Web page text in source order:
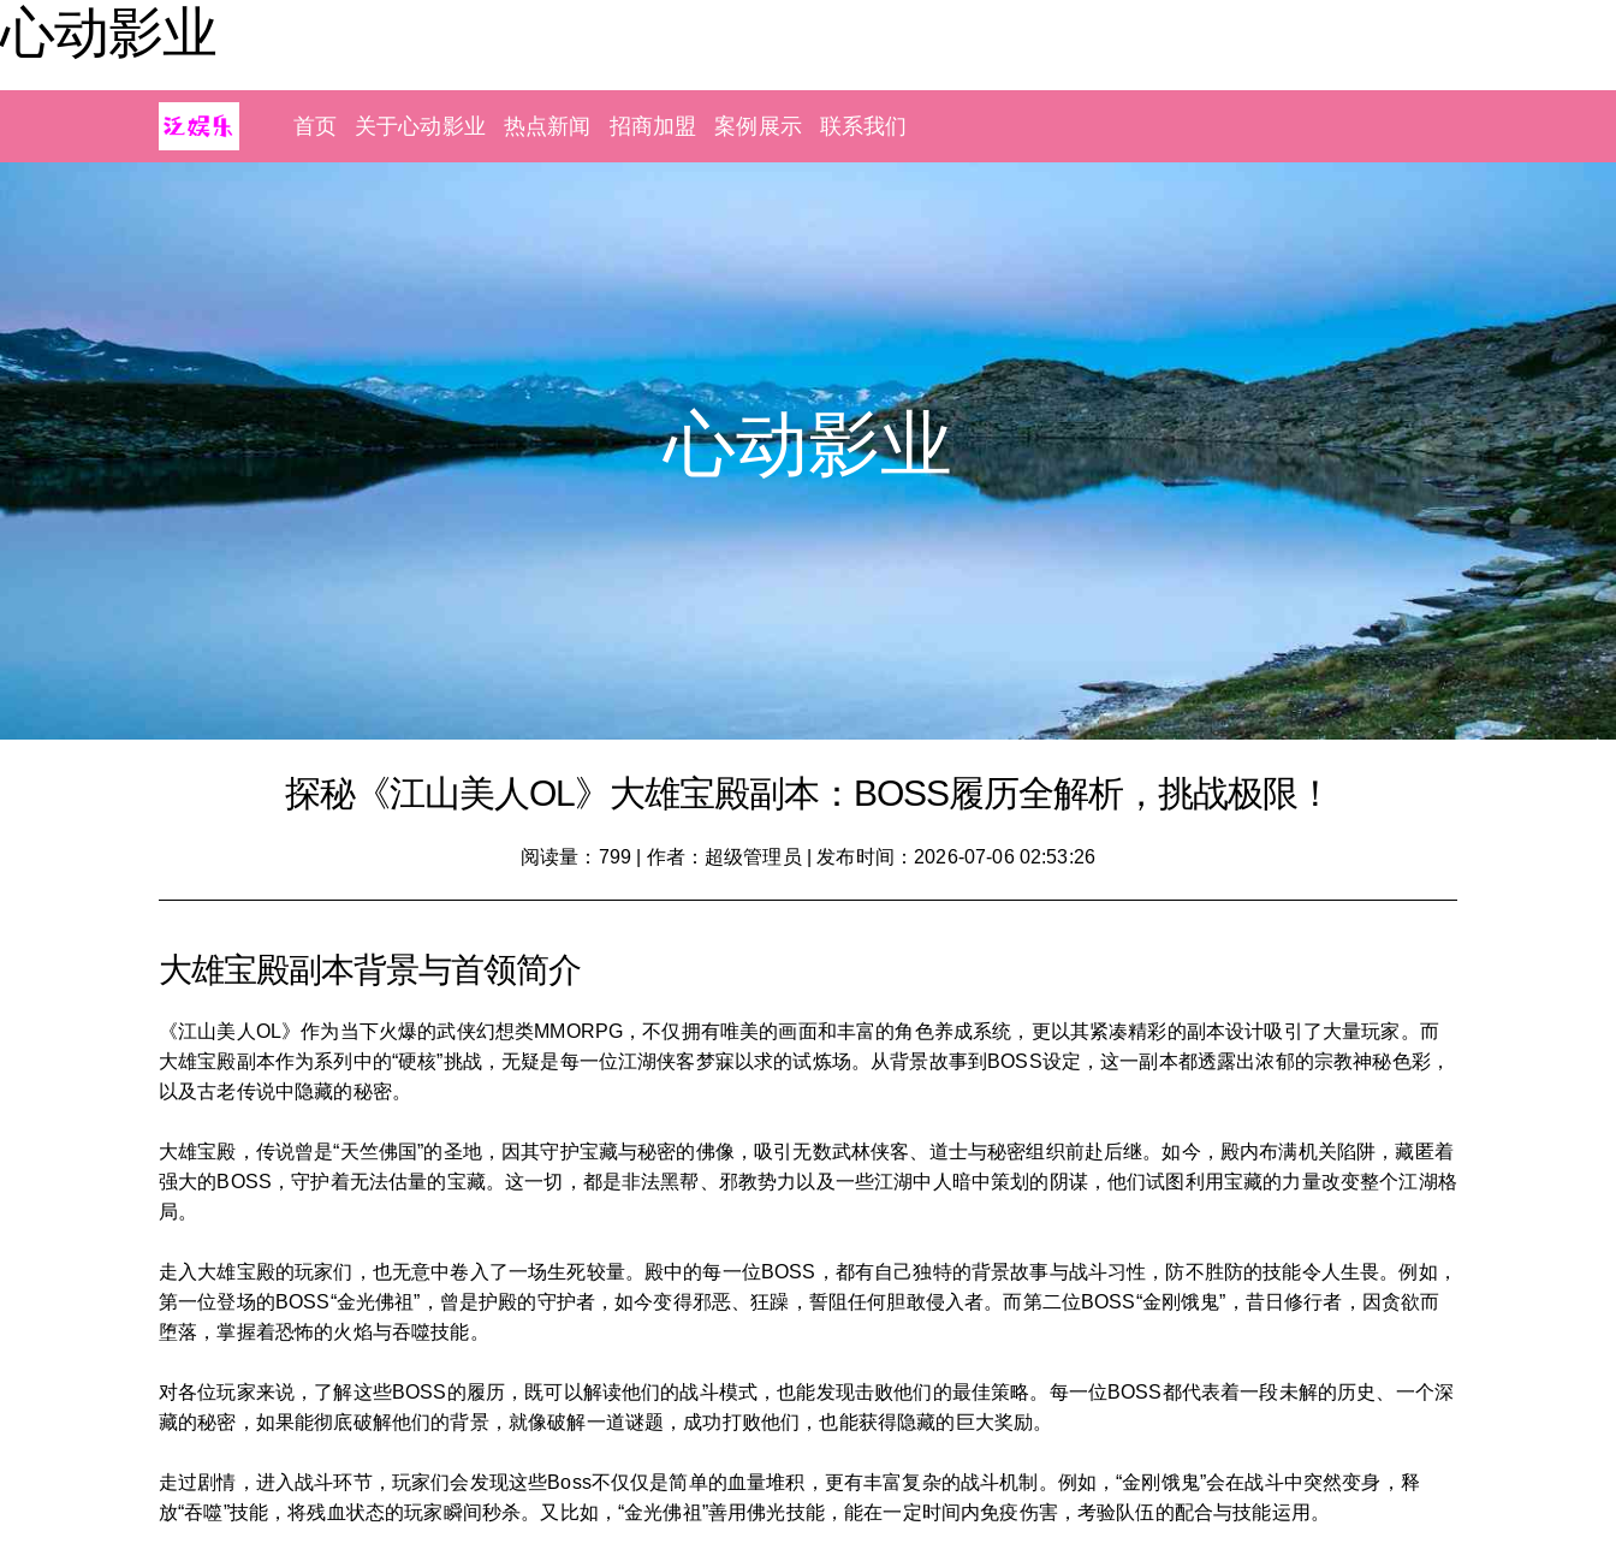
心动影业
首页 关于心动影业 热点新闻 招商加盟 案例展示 联系我们
心动影业
探秘《江山美人OL》大雄宝殿副本：BOSS履历全解析，挑战极限！
阅读量：799 作者：超级管理员 发布时间：2026-07-06 02:53:26
大雄宝殿副本背景与首领简介
《江山美人OL》作为当下火爆的武侠幻想类MMORPG，不仅拥有唯美的画面和丰富的角色养成系统，更以其紧凑精彩的副本设计吸引了大量玩家。而
大雄宝殿副本作为系列中的“硬核”挑战，无疑是每一位江湖侠客梦寐以求的试炼场。从背景故事到BOSS设定，这一副本都透露出浓郁的宗教神秘色彩，
以及古老传说中隐藏的秘密。
大雄宝殿，传说曾是“天竺佛国”的圣地，因其守护宝藏与秘密的佛像，吸引无数武林侠客、道士与秘密组织前赴后继。如今，殿内布满机关陷阱，藏匿着
强大的BOSS，守护着无法估量的宝藏。这一切，都是非法黑帮、邪教势力以及一些江湖中人暗中策划的阴谋，他们试图利用宝藏的力量改变整个江湖格
局。
走入大雄宝殿的玩家们，也无意中卷入了一场生死较量。殿中的每一位BOSS，都有自己独特的背景故事与战斗习性，防不胜防的技能令人生畏。例如，
第一位登场的BOSS“金光佛祖”，曾是护殿的守护者，如今变得邪恶、狂躁，誓阻任何胆敢侵入者。而第二位BOSS“金刚饿鬼”，昔日修行者，因贪欲而
堕落，掌握着恐怖的火焰与吞噬技能。
对各位玩家来说，了解这些BOSS的履历，既可以解读他们的战斗模式，也能发现击败他们的最佳策略。每一位BOSS都代表着一段未解的历史、一个深
藏的秘密，如果能彻底破解他们的背景，就像破解一道谜题，成功打败他们，也能获得隐藏的巨大奖励。
走过剧情，进入战斗环节，玩家们会发现这些Boss不仅仅是简单的血量堆积，更有丰富复杂的战斗机制。例如，“金刚饿鬼”会在战斗中突然变身，释
放“吞噬”技能，将残血状态的玩家瞬间秒杀。又比如，“金光佛祖”善用佛光技能，能在一定时间内免疫伤害，考验队伍的配合与技能运用。